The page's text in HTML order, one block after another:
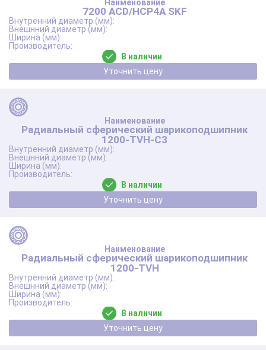
7200 ACD/HCP4A SKF
В наличии
Уточнить цену
Радиальный сферический шарикоподшипник
1200-TVH-C3
В наличии
Уточнить цену
Радиальный сферический шарикоподшипник
1200-TVH
В наличии
Уточнить цену